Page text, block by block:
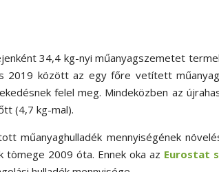
34,4 kg-nyi műanyagszemetet
2019 között az egy főre vetített
felel meg. Mindeközben az
(4,7 kg-mal).
műanyaghulladék mennyiségének
tömege 2009 óta. Ennek oka az Eurostat